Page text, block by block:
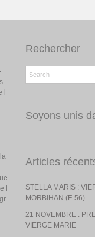
l
Rechercher
Soyons unis
Articles
STELLA MARIS :
MORBIHAN (F-56)
21 NOVEMBRE :
VIERGE MARIE